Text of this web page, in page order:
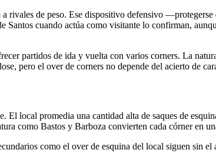
rivales de peso. Ese dispositivo defensivo
Santos cuando actúa como visitante lo confirman,
partidos de ida y vuelta con varios corners. La
pero el over de corners no depende del acierto de
local promedia una cantidad alta de saques de
como Bastos y Barboza convierten cada córner en
como el over de esquina del local siguen sin